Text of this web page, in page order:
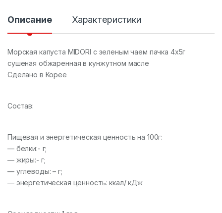
о
Описание Характеристики
Морская капуста MIDORI с зеленым чаем пачка 4х5г
сушеная обжаренная в кунжутном масле
Сделано в Корее
Состав:
Пищевая и энергетическая ценность на 100г:
— белки:- г;
— жиры:- г;
— углеводы: – г;
— энергетическая ценность: ккал/ кДж